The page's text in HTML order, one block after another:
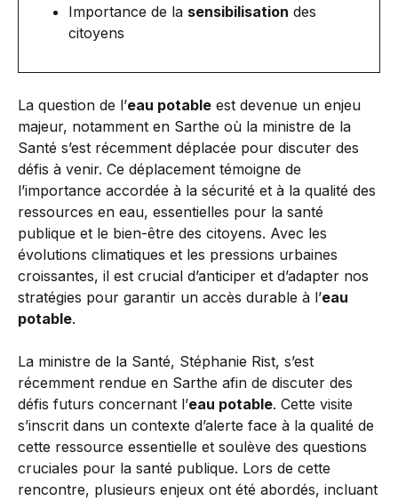
Importance de la sensibilisation des
citoyens
La question de l’eau potable est devenue un enjeu
majeur, notamment en Sarthe où la ministre de la
Santé s’est récemment déplacée pour discuter des
défis à venir. Ce déplacement témoigne de
l’importance accordée à la sécurité et à la qualité des
ressources en eau, essentielles pour la santé
publique et le bien-être des citoyens. Avec les
évolutions climatiques et les pressions urbaines
croissantes, il est crucial d’anticiper et d’adapter nos
stratégies pour garantir un accès durable à l’eau
potable.
La ministre de la Santé, Stéphanie Rist, s’est
récemment rendue en Sarthe afin de discuter des
défis futurs concernant l’eau potable. Cette visite
s’inscrit dans un contexte d’alerte face à la qualité de
cette ressource essentielle et soulève des questions
cruciales pour la santé publique. Lors de cette
rencontre, plusieurs enjeux ont été abordés, incluant